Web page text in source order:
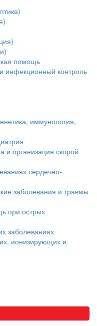
помощь
инфекционный контроль
иммунология,
и организация скорой
сердечно-
заболевания и травмы
при острых
заболеваниях
ионизирующих и